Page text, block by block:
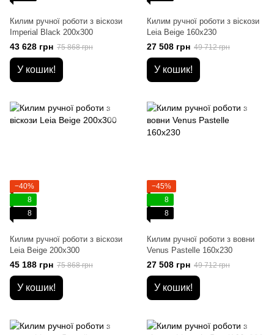
Килим ручної роботи з віскози
Imperial Black 200x300
43 628 грн 75 868 грн
У кошик!
Килим ручної роботи з віскози
Leia Beige 160x230
27 508 грн 49 712 грн
У кошик!
−40%
8
8
Килим ручної роботи з віскози
Leia Beige 200x300
45 188 грн 75 868 грн
У кошик!
−45%
8
8
Килим ручної роботи з вовни
Venus Pastelle 160x230
27 508 грн 49 712 грн
У кошик!